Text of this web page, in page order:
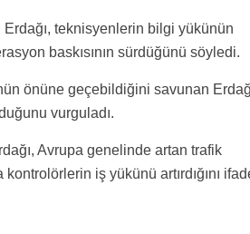
teknisyenlerin bilgi yükünün
baskısının sürdüğünü söyledi.
önüne geçebildiğini savunan
vurguladı.
Avrupa genelinde artan trafik
iş yükünü artırdığını